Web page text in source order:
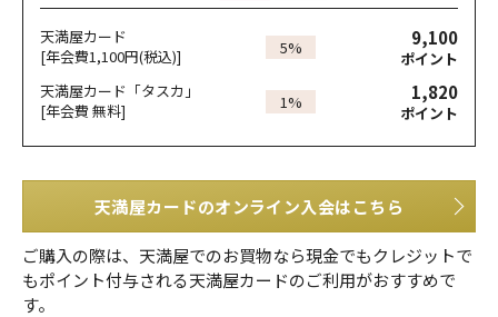
天満屋カード
[年会費1,100円(税込)]
5% 9,100
ポイント
天満屋カード「タスカ」
[年会費 無料]
1% 1,820
ポイント
天満屋カードのオンライン入会はこちら
ご購入の際は、天満屋でのお買物なら現金でもクレジットで
もポイント付与される天満屋カードのご利用がおすすめで
す。